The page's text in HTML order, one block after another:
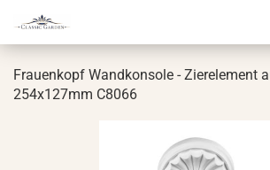
Frau­en­kopf Wand­kon­so­le - Zier­ele­ment
254x127mm C8066